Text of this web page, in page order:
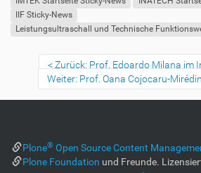
IIF Sticky-News
Leistungsultraschall und Technische
Zurück: Prof. Edoardo Milana im
Weiter: Prof. Oana Cojocaru-
Plone® Open Source Content
Plone Foundation und Freunde.